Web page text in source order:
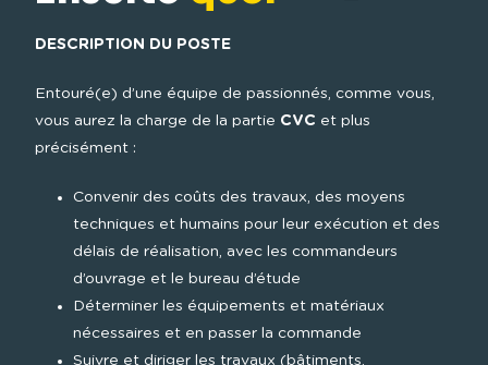
DESCRIPTION DU POSTE
Entouré(e) d’une équipe de passionnés, comme vous,
vous aurez la charge de la partie CVC et plus
précisément :
Convenir des coûts des travaux, des moyens
techniques et humains pour leur exécution et des
délais de réalisation, avec les commandeurs
d’ouvrage et le bureau d’étude
Déterminer les équipements et matériaux
nécessaires et en passer la commande
Suivre et diriger les travaux (bâtiments,